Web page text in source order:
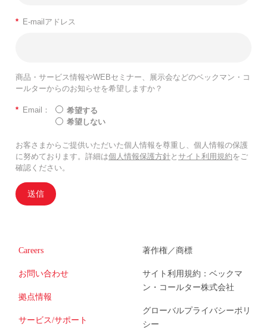
* E-mailアドレス
商品・サービス情報やWEBセミナー、展示会などのベックマン・コ
ールターからのお知らせを希望しますか？
* Email：
希望する
希望しない
お客さまからご提供いただいた個人情報を尊重し、個人情報の保護
に努めております。詳細は個人情報保護方針と サイト利用規約をご
確認ください。
送信
Careers
お問い合わせ
拠点情報
サービス/サポート
著作権／商標
サイト利用規約：ベックマ
ン・コールター株式会社
グローバルプライバシーポリ
シー